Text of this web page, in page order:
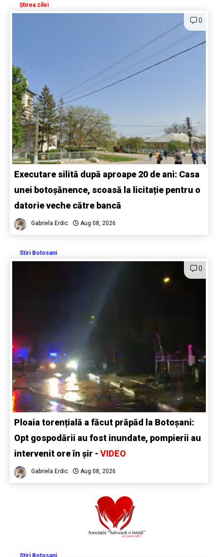
Știrea zilei
0
Executare silită după aproape 20 de ani: Casa
unei botoșănence, scoasă la licitație pentru o
datorie veche către bancă
Gabriela Erdic Aug 08, 2026
Stiri Botosani
0
Ploaia torențială a făcut prăpăd la Botoșani:
Opt gospodării au fost inundate, pompierii au
intervenit ore în șir - VIDEO
Gabriela Erdic Aug 08, 2026
Stiri Botosani